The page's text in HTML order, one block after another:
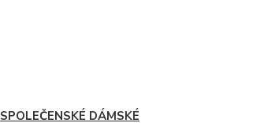
SPOLEČENSKÉ DÁMSKÉ